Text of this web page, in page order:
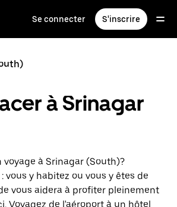
Se connecter S'inscrire
à Srinagar
à Srinagar (South)?
vous y habitez ou vous y êtes de
vous aidera à profiter pleinement
Voyagez de l'aéroport à un hôtel